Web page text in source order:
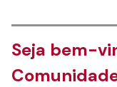
Seja bem-